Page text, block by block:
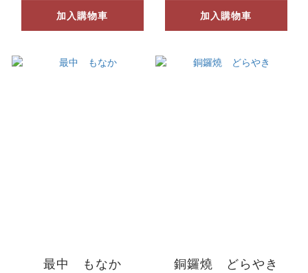
加入購物車 加入購物車
最中 もなか 銅鑼燒 どらやき